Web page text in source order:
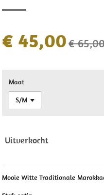
€ 45,00€
Maat
Uitverkocht
Mooie Witte Traditionale